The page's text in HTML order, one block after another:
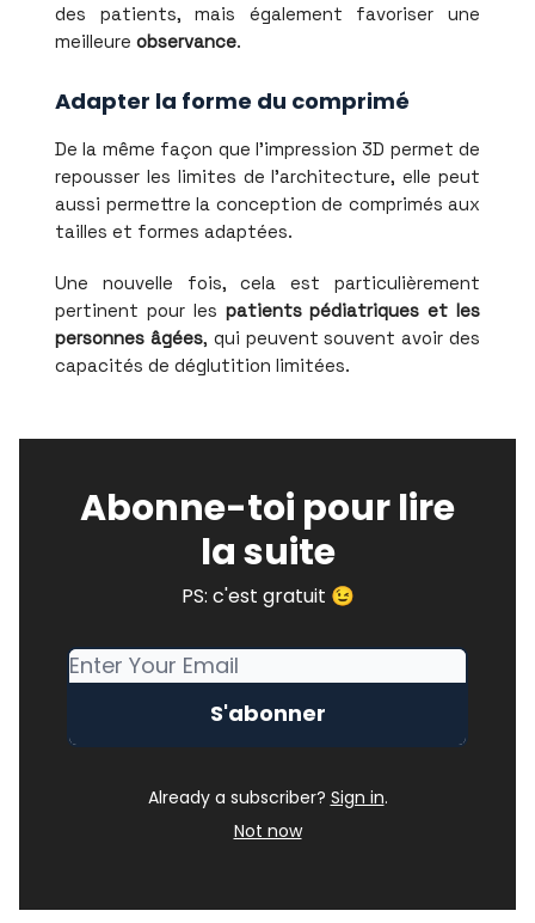
des patients, mais également favoriser une
meilleure observance.
Adapter la forme du comprimé
De la même façon que l'impression 3D permet de
repousser les limites de l'architecture, elle peut
aussi permettre la conception de comprimés aux
tailles et formes adaptées.
Une nouvelle fois, cela est particulièrement
pertinent pour les patients pédiatriques et les
personnes âgées, qui peuvent souvent avoir des
capacités de déglutition limitées.
Abonne-toi pour lire
la suite
PS: c'est gratuit 😉
Already a subscriber? Sign in.
Not now